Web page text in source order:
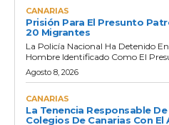
CANARIAS
Prisión Para El Presunto
20 Migrantes
La Policía Nacional Ha Detenido
Hombre Identificado Como El
Agosto 8, 2026
CANARIAS
La Tenencia Responsable
Colegios De Canarias Con